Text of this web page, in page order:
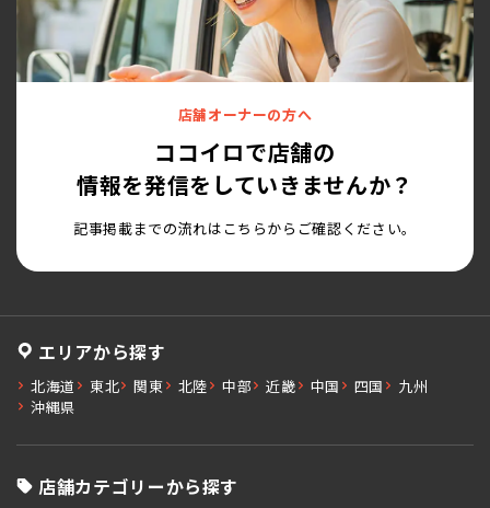
店舗オーナーの方へ
ココイロで店舗の
情報を発信をしていきませんか？
記事掲載までの流れはこちらからご確認ください。
エリアから探す
北海道 東北 関東 北陸 中部 近畿 中国 四国
九州
沖縄県
店舗カテゴリーから探す